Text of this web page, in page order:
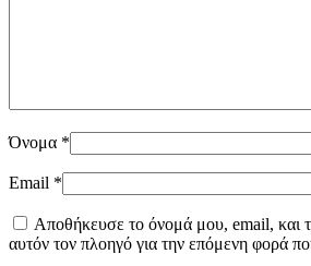
Όνομα *
Email *
Αποθήκευσε το όνομά μου, email, και
αυτόν τον πλοηγό για την επόμενη φορά